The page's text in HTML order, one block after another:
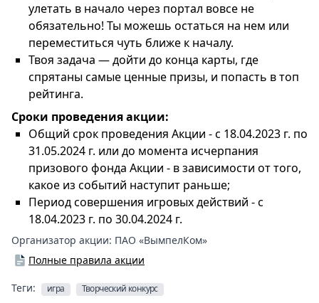
улетать в начало через портал вовсе не
обязательно! Ты можешь остаться на нем или
переместиться чуть ближе к началу.
Твоя задача — дойти до конца карты, где
спрятаны самые ценные призы, и попасть в топ
рейтинга.
Сроки проведения акции:
Общий срок проведения Акции - с 18.04.2023 г. по
31.05.2024 г. или до момента исчерпания
призового фонда Акции - в зависимости от того,
какое из событий наступит раньше;
Период совершения игровых действий - с
18.04.2023 г. по 30.04.2024 г.
Организатор акции: ПАО «ВымпелКом»
Полные правила акции
Теги: игра Творческий конкурс